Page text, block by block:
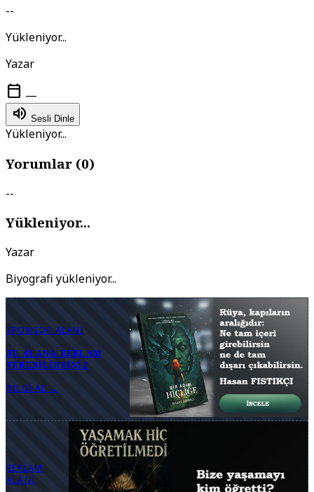
--
Yükleniyor...
Yazar
calendar_today —
volume_up Sesli Dinle
Yükleniyor...
Yorumlar (0)
--
Yükleniyor...
Yazar
Biyografi yükleniyor...
SPONSOR ALANI
BU ALANA REKLAM
VEREBILIRSINIZ
BILGI AL →
REKLAM
ALANI